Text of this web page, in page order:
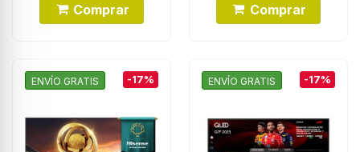
Comprar Comprar
ENVÍO GRATIS -17% ENVÍO GRATIS -17%